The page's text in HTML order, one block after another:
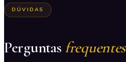
DÚVIDAS
Perguntas frequentes